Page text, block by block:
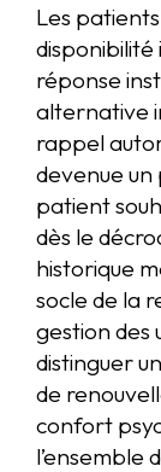
Les patients
réponse
alternative
rappel
devenue un
patient
dès le
historique
socle de la
gestion des
distinguer
de
confort
l’ensemble